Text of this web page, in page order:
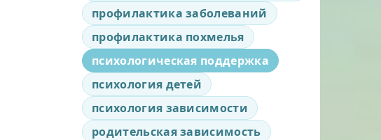
профилактика заболеваний
профилактика похмелья
психологическая поддержка
психология детей
психология зависимости
родительская зависимость